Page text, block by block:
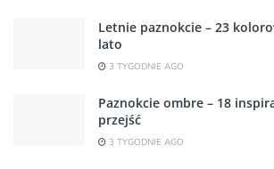
Letnie paznokcie – 23
lato
3 TYGODNIE AGO
Paznokcie ombre – 18
przejść
3 TYGODNIE AGO